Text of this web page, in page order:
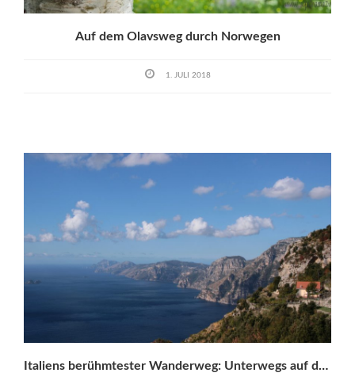
Auf dem Olavsweg durch Norwegen
1. JULI 2018
Italiens berühmtester Wanderweg: Unterwegs auf dem Sentiero Degli Dei